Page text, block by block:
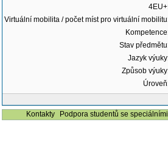
Virtuální mobilita / počet míst pro virtuální
Stav
Jazyk
Způsob
Kontakty
Podpora studentů se